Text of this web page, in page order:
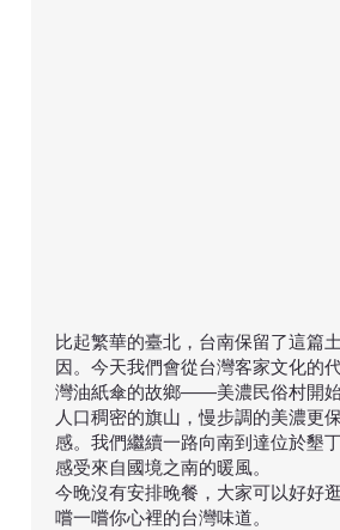
比起繁華的臺北，台南保留了這篇
因。今天我們會從台灣客家文化的
灣油紙傘的故鄉——美濃民俗村開
人口稠密的旗山，慢步調的美濃更
感。我們繼續一路向南到達位於墾
感受來自國境之南的暖風。
今晚沒有安排晚餐，大家可以好好
嚐一嚐你心裡的台灣味道。